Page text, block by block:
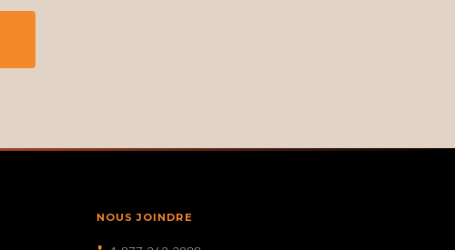
NOUS JOINDRE